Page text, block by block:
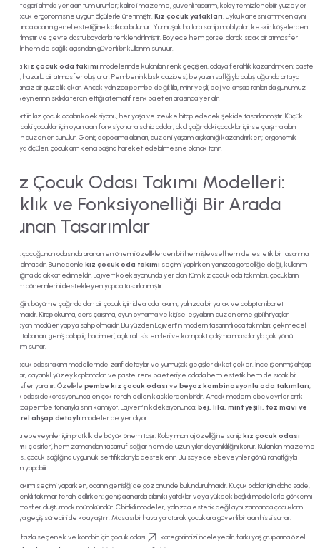
Bu kategori altında yer alan tüm ürünler; kaliteli malzeme, güvenli tasarım, kolay temizlenebilir yüzeyler
ve çocuk ergonomisine uygun ölçülerle üretilmiştir. Kız çocuk yatakları, uyku kalitesini artırırken aynı
zamanda odanın genel estetiğine katkıda bulunur. Yumuşak hatlara sahip mobilyalar, keskin köşelerden
arındırılmıştır ve çevre dostu boyalarla renklendirilmiştir. Böylece hem görsel olarak sıcak bir atmosfer
yaratılır hem de sağlık açısından güvenli bir kullanım sunulur.
Ayrıcakız çocuk oda takımı modellerinde kullanılan renk geçişleri, odaya ferahlık kazandırırken; pastel
tonlar, huzurlu bir atmosfer oluşturur. Pembenin klasik cazibesi, beyazın saflığıyla buluştuğunda ortaya
zamansız bir güzellik çıkar. Ancak yalnızca pembe değil; lila, mint yeşili, bej ve ahşap tonları da günümüz
ebeveynlerinin sıklıkla tercih ettiği alternatif renk paletleri arasında yer alır.
Lajivert’in kız çocuk odaları koleksiyonu, her yaşa ve zevke hitap edecek şekilde tasarlanmıştır. Küçük
yaşlardaki çocuklar için oyun alanı fonksiyonuna sahip odalar, okul çağındaki çocuklar içinse çalışma alanı
içeren düzenler sunulur. Geniş depolama alanları, düzenli yaşam alışkanlığı kazandırırken; ergonomik
mobilya ölçüleri, çocukların kendi başına hareket edebilmesine olanak tanır.
Kız Çocuk Odası Takımı Modelleri:
Şıklık ve Fonksiyonelliği Bir Arada
Sunan Tasarımlar
Bir kız çocuğunun odasında aranan en önemli özelliklerden biri hem işlevsel hem de estetik bir tasarıma
sahip olmasıdır. Bu nedenle kız çocuk oda takımı seçimi yapılırken yalnızca görselliğe değil, kullanım
kolaylığına da dikkat edilmelidir. Lajivert koleksiyonunda yer alan tüm kız çocuk oda takımları, çocukların
gelişim dönemlerini destekleyen yapıda tasarlanmıştır.
Örneğin; büyüme çağında olan bir çocuk için ideal oda takımı, yalnızca bir yatak ve dolaptan ibaret
olmamalıdır. Kitap okuma, ders çalışma, oyun oynama ve kişisel eşyalarını düzenleme gibi ihtiyaçları
karşılayan modüler yapıya sahip olmalıdır. Bu yüzden Lajivert’in modern tasarımlı oda takımları; çekmeceli
yatak tabanları, geniş dolap iç hacimleri, açık raf sistemleri ve kompakt çalışma masalarıyla çok yönlü
kullanım sunar.
Kız çocuk odası takımı modellerinde zarif detaylar ve yumuşak geçişler dikkat çeker. İnce işlenmiş ahşap
dokular, dayanıklı yüzey kaplamaları ve pastel renk paletleriyle odada hem estetik hem de sıcak bir
atmosfer yaratılır. Özellikle pembe kız çocuk odası ve beyaz kombinasyonlu oda takımları,
çocuk odası dekorasyonunda en çok tercih edilen klasiklerden biridir. Ancak modern ebeveynler artık
yalnızca pembe tonlarıyla sınırlı kalmıyor. Lajivert’in koleksiyonunda;bej, lila, mint yeşili, toz mavi ve
naturel ahşap detaylı modeller de yer alıyor.
Ayrıca ebeveynler için pratiklik de büyük önem taşır. Kolay montaj özelliğine sahipkız çocuk odası
takımı çeşitleri, hem zamandan tasarruf sağlar hem de uzun yıllar dayanıklılığını korur. Kullanılan malzeme
kalitesi, çocuk sağlığına uygunluk sertifikalarıyla desteklenir. Bu sayede ebeveynler gönül rahatlığıyla
seçim yapabilir.
Oda takımı seçimi yaparken, odanın genişliği de göz önünde bulundurulmalıdır. Küçük odalar için daha sade,
açık renkli takımlar tercih edilirken; geniş alanlarda cibinlikli yataklar veya yüksek başlıklı modellerle görkemli
bir atmosfer oluşturmak mümkündür. Cibinlikli modeller, yalnızca estetik değil aynı zamanda çocukların
uykuya geçiş sürecini de kolaylaştırır. Masalsı bir hava yaratarak çocuklara güvenli bir alan hissi sunar.
Daha fazla seçenek ve kombin içinçocuk odası
kategorimizi inceleyebilir, farklı yaş gruplarına özel